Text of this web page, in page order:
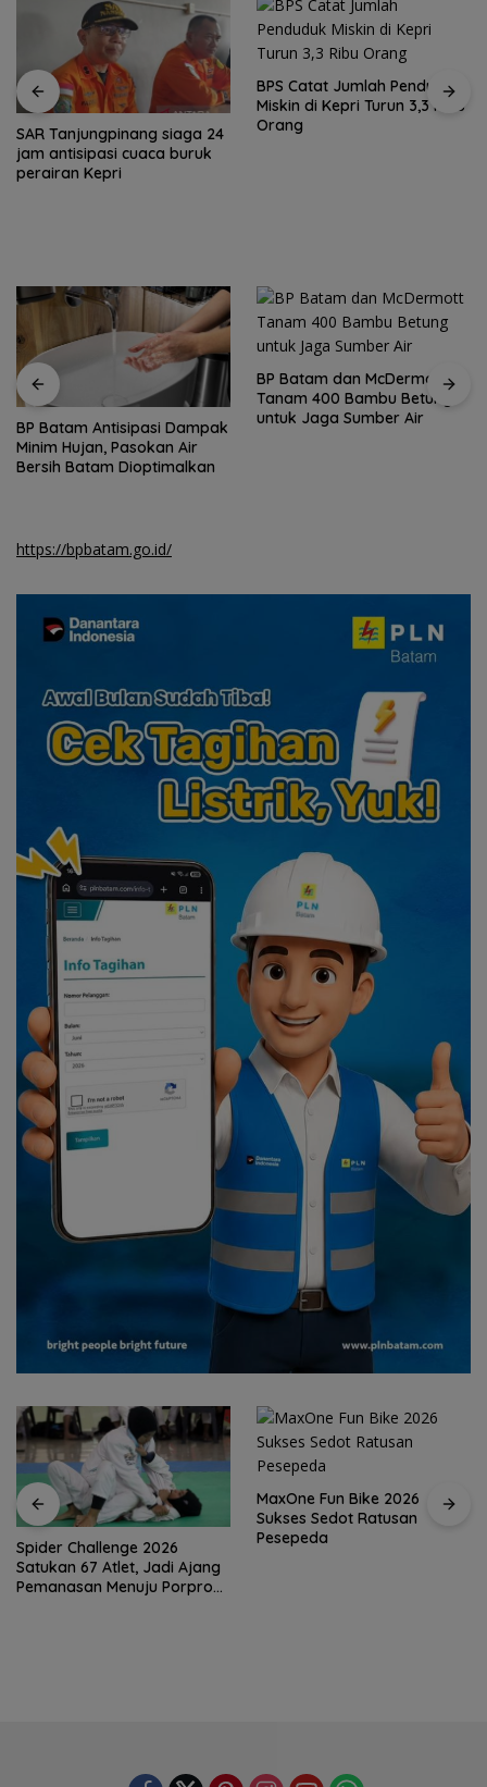
BPS Catat Jumlah Penduduk
Miskin di Kepri Turun 3,3 Ribu
Orang
Ketegangan di Meja Makan:
Ketika Ruang Dialog
Menggugat Eksistensi Nurani
BP Batam dan McDermott
Tanam 400 Bambu Betung
untuk Jaga Sumber Air
HAN 2026, Amsakar-Li
https://bpbatam.go.id/
MaxOne Fun Bike 2026
Sukses Sedot Ratusan
Pesepeda
Jadikan Batam Destinasi
Sport Tourism, Wali Kota